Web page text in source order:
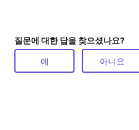
질문에 대한 답을 찾으셨나요?
예 아니요